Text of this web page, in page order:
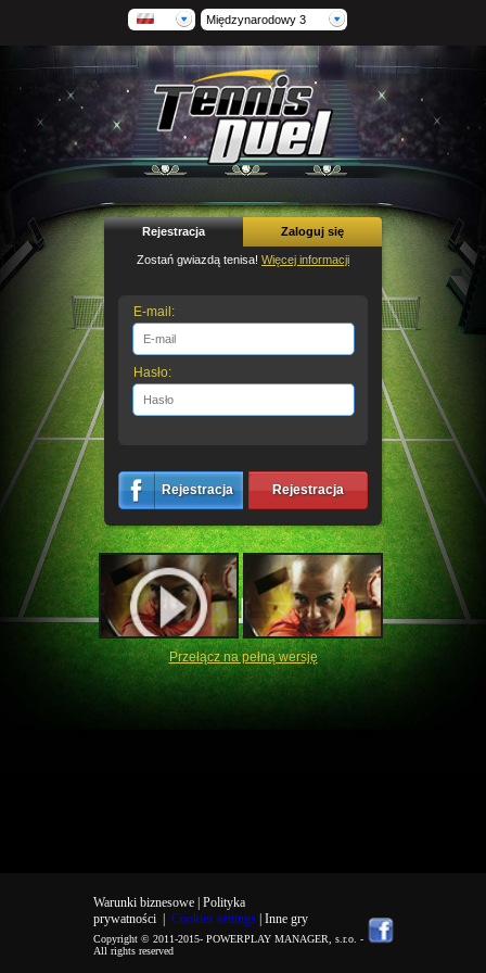
Międzynarodowy 3
Rejestracja Zaloguj się
Zostań gwiazdą tenisa! Więcej informacji
E-mail:
Hasło:
Rejestracja Rejestracja
Przełącz na pełną wersję
Warunki biznesowe | Polityka
prywatności| Cookies settings | Inne gry
Copyright © 2011-2015- POWERPLAY MANAGER, s.r.o. -
All rights reserved